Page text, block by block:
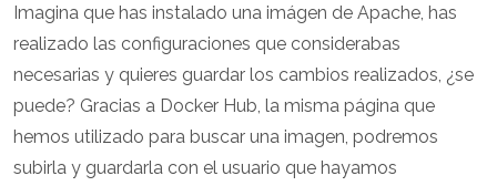
Imagina que has instalado una imágen de Apache, has
realizado las configuraciones que considerabas
necesarias y quieres guardar los cambios realizados, ¿se
puede? Gracias a Docker Hub, la misma página que
hemos utilizado para buscar una imagen, podremos
subirla y guardarla con el usuario que hayamos